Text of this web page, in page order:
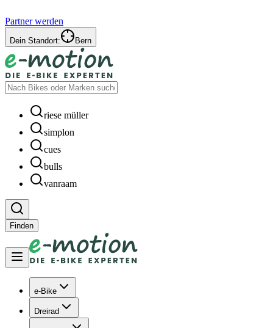
Partner werden
Dein Standort: Bern
riese müller
simplon
cues
bulls
vanraam
Finden
e-Bike
Dreirad